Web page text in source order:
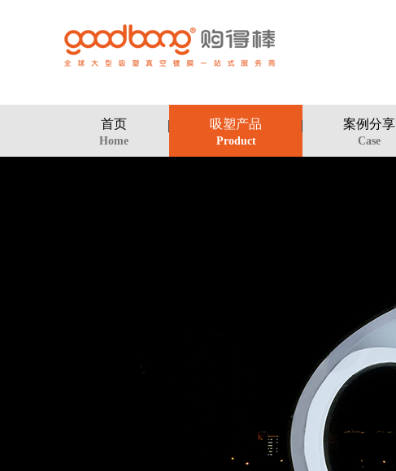
首页
Home
吸塑产品
Product
案例分享
Case